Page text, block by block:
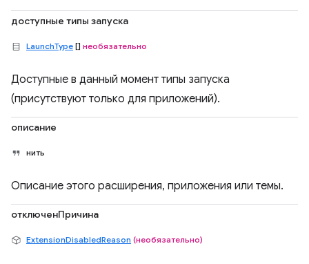
доступные типы запуска
LaunchType [] необязательно
Доступные в данный момент типы запуска
(присутствуют только для приложений).
описание
нить
Описание этого расширения, приложения или темы.
отключенПричина
ExtensionDisabledReason (необязательно)